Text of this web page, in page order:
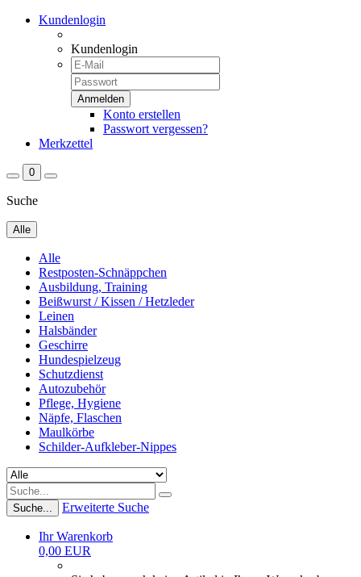
Kundenlogin
Kundenlogin
Konto erstellen
Passwort vergessen?
Merkzettel
0
Suche
Alle
Alle
Restposten-Schnäppchen
Ausbildung, Training
Beißwurst / Kissen / Hetzleder
Leinen
Halsbänder
Geschirre
Hundespielzeug
Schutzdienst
Autozubehör
Pflege, Hygiene
Näpfe, Flaschen
Maulkörbe
Schilder-Aufkleber-Nippes
Suche... Erweiterte Suche
Ihr Warenkorb
0,00 EUR